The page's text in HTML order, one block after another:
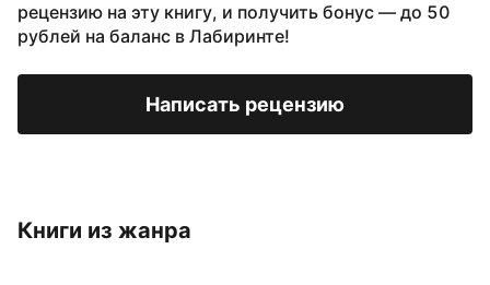
рецензию на эту книгу, и получить бонус — до 50
рублей на баланс в Лабиринте!
Написать рецензию
Книги из жанра